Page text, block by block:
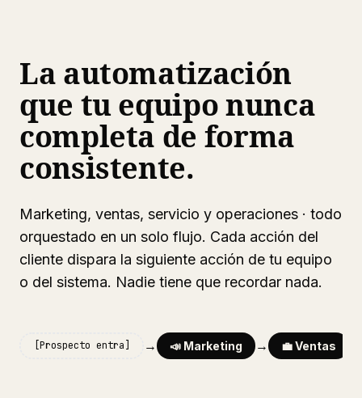
La automatización
que tu equipo nunca
completa de forma
consistente.
Marketing, ventas, servicio y operaciones · todo
orquestado en un solo flujo. Cada acción del
cliente dispara la siguiente acción de tu equipo
o del sistema. Nadie tiene que recordar nada.
[Prospecto entra] → 📣 Marketing → 💼 Ventas